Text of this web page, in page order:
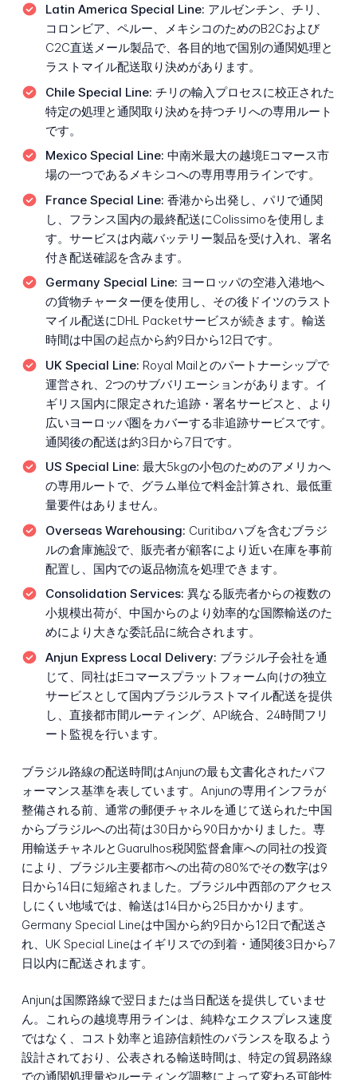
Latin America Special Line: アルゼンチン、チリ、
コロンビア、ペルー、メキシコのためのB2Cおよび
C2C直送メール製品で、各目的地で国別の通関処理と
ラストマイル配送取り決めがあります。
Chile Special Line: チリの輸入プロセスに校正された
特定の処理と通関取り決めを持つチリへの専用ルート
です。
Mexico Special Line: 中南米最大の越境Eコマース市
場の一つであるメキシコへの専用専用ラインです。
France Special Line: 香港から出発し、パリで通関
し、フランス国内の最終配送にColissimoを使用しま
す。サービスは内蔵バッテリー製品を受け入れ、署名
付き配送確認を含みます。
Germany Special Line: ヨーロッパの空港入港地へ
の貨物チャーター便を使用し、その後ドイツのラスト
マイル配送にDHL Packetサービスが続きます。輸送
時間は中国の起点から約9日から12日です。
UK Special Line: Royal Mailとのパートナーシップで
運営され、2つのサブバリエーションがあります。イ
ギリス国内に限定された追跡・署名サービスと、より
広いヨーロッパ圏をカバーする非追跡サービスです。
通関後の配送は約3日から7日です。
US Special Line: 最大5kgの小包のためのアメリカへ
の専用ルートで、グラム単位で料金計算され、最低重
量要件はありません。
Overseas Warehousing: Curitibaハブを含むブラジ
ルの倉庫施設で、販売者が顧客により近い在庫を事前
配置し、国内での返品物流を処理できます。
Consolidation Services: 異なる販売者からの複数の
小規模出荷が、中国からのより効率的な国際輸送のた
めにより大きな委託品に統合されます。
Anjun Express Local Delivery: ブラジル子会社を通
じて、同社はEコマースプラットフォーム向けの独立
サービスとして国内ブラジルラストマイル配送を提供
し、直接都市間ルーティング、API統合、24時間フリ
ート監視を行います。
ブラジル路線の配送時間はAnjunの最も文書化されたパフ
ォーマンス基準を表しています。Anjunの専用インフラが
整備される前、通常の郵便チャネルを通じて送られた中国
からブラジルへの出荷は30日から90日かかりました。専
用輸送チャネルとGuarulhos税関監督倉庫への同社の投資
により、ブラジル主要都市への出荷の80%でその数字は9
日から14日に短縮されました。ブラジル中西部のアクセス
しにくい地域では、輸送は14日から25日かかります。
Germany Special Lineは中国から約9日から12日で配送さ
れ、UK Special Lineはイギリスでの到着・通関後3日から7
日以内に配送されます。
Anjunは国際路線で翌日または当日配送を提供していませ
ん。これらの越境専用ラインは、純粋なエクスプレス速度
ではなく、コスト効率と追跡信頼性のバランスを取るよう
設計されており、公表される輸送時間は、特定の貿易路線
での通関処理量やルーティング調整によって変わる可能性